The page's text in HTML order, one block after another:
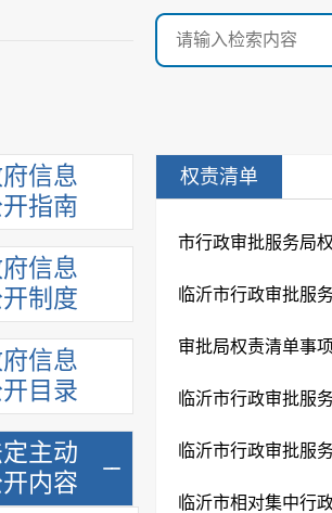
信息
指南
信息
制度
信息
目录
主动
内容
权责清单
市行政审批服务局
临沂市行政审批服
审批局权责清单事
临沂市行政审批服
临沂市行政审批服
临沂市相对集中行